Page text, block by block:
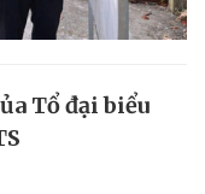
Tổ đại biểu